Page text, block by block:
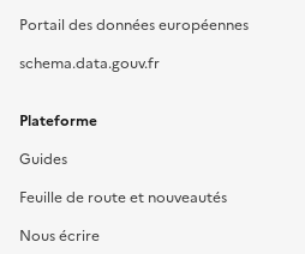
Portail des données européennes
schema.data.gouv.fr
Plateforme
Guides
Feuille de route et nouveautés
Nous écrire